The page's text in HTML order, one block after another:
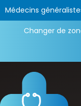
Médecins
Changer de